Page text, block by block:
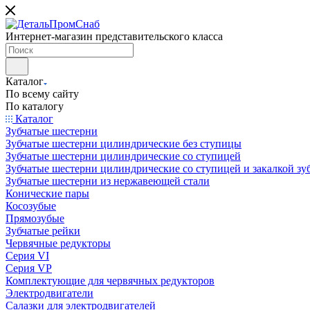
Интернет-магазин представительского класса
Каталог
По всему сайту
По каталогу
Каталог
Зубчатые шестерни
Зубчатые шестерни цилиндрические без ступицы
Зубчатые шестерни цилиндрические со ступицей
Зубчатые шестерни цилиндрические со ступицей и закалкой
Зубчатые шестерни из нержавеющей стали
Конические пары
Косозубые
Прямозубые
Зубчатые рейки
Червячные редукторы
Серия VI
Серия VP
Комплектующие для червячных редукторов
Электродвигатели
Салазки для электродвигателей